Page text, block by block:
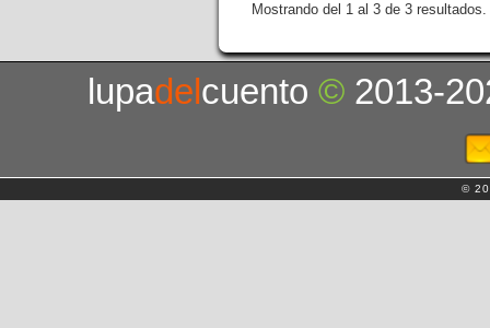
Mostrando del 1 al 3 de 3 resultados.
lupadelcuento© 2013-
©